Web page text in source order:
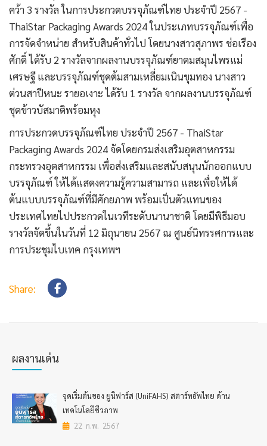
คว้า 3 รางวัล ในการประกวดบรรจุภัณฑ์ไทย ประจำปี 2567 -
ThaiStar Packaging Awards 2024 ในประเภทบรรจุภัณฑ์เพื่อ
การจัดจำหน่าย สำหรับสินค้าทั่วไป โดยนางสาวสุภาพร ช่อเรือง
ศักดิ์ ได้รับ 2 รางวัลจากผลงานบรรจุภัณฑ์ยาดมสมุนไพรแม่
เศรษฐี และบรรจุภัณฑ์ชุดต้มสามเหลี่ยมเนินขุมทอง นางสาว
ต่วนสาปีหนะ รายอเงาะ ได้รับ 1 รางวัล จากผลงานบรรจุภัณฑ์
ชุดข้าวบัสมาติพร้อมหุง
การประกวดบรรจุภัณฑ์ไทย ประจำปี 2567 - ThaiStar
Packaging Awards 2024 จัดโดยกรมส่งเสริมอุตสาหกรรม
กระทรวงอุตสาหกรรม เพื่อส่งเสริมและสนับสนุนนักออกแบบ
บรรจุภัณฑ์ ให้ได้แสดงความรู้ความสามารถ และเพื่อให้ได้
ต้นแบบบรรจุภัณฑ์ที่มีศักยภาพ พร้อมเป็นตัวแทนของ
ประเทศไทยไปประกวดในเวทีระดับนานาชาติ โดยมีพิธีมอบ
รางวัลจัดขึ้นในวันที่ 12 มิถุนายน 2567 ณ ศูนย์นิทรรศการและ
การประชุมไบเทค กรุงเทพฯ
Share:
ผลงานเด่น
จุดเริ่มต้นของ ยูนิฟาร์ส (UniFAHS) สตาร์ทอัพไทย ด้าน
เทคโนโลยีชีวภาพ
22 ก.พ. 2567